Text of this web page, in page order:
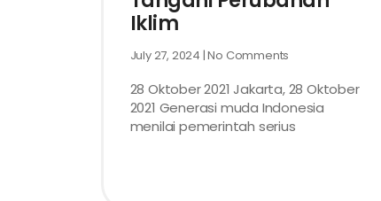
Iklim
July 27, 2024 No Comments
28 Oktober 2021 Jakarta, 28 Oktober
2021 Generasi muda Indonesia
menilai pemerintah serius